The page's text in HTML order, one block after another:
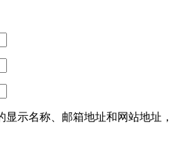
示名称、邮箱地址和网站地址，